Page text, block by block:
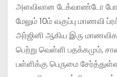
அளவிலான டேக்வாண்டோ
மேலும் 10ம் வகுப்பு மாணவி
அர்ஜினி ஆகிய இரு
பெற்று வெள்ளி பதக்கமும்,
பள்ளிக்கு பெருமை